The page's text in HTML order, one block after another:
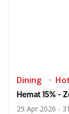
Dining
Hemat 15% -
29 Apr 2026 -